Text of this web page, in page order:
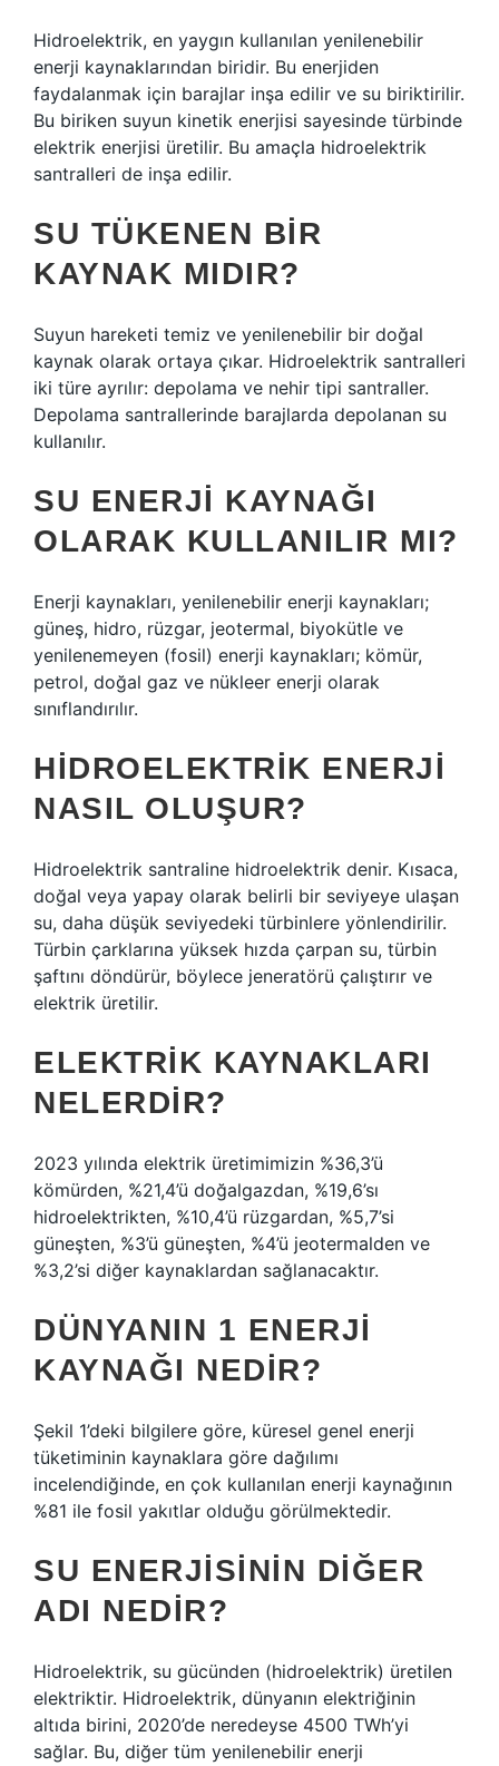
Hidroelektrik, en yaygın kullanılan yenilenebilir
enerji kaynaklarından biridir. Bu enerjiden
faydalanmak için barajlar inşa edilir ve su biriktirilir.
Bu biriken suyun kinetik enerjisi sayesinde türbinde
elektrik enerjisi üretilir. Bu amaçla hidroelektrik
santralleri de inşa edilir.
SU TÜKENEN BIR
KAYNAK MIDIR?
Suyun hareketi temiz ve yenilenebilir bir doğal
kaynak olarak ortaya çıkar. Hidroelektrik santralleri
iki türe ayrılır: depolama ve nehir tipi santraller.
Depolama santrallerinde barajlarda depolanan su
kullanılır.
SU ENERJI KAYNAĞI
OLARAK KULLANILIR MI?
Enerji kaynakları, yenilenebilir enerji kaynakları;
güneş, hidro, rüzgar, jeotermal, biyokütle ve
yenilenemeyen (fosil) enerji kaynakları; kömür,
petrol, doğal gaz ve nükleer enerji olarak
sınıflandırılır.
HIDROELEKTRIK ENERJI
NASIL OLUŞUR?
Hidroelektrik santraline hidroelektrik denir. Kısaca,
doğal veya yapay olarak belirli bir seviyeye ulaşan
su, daha düşük seviyedeki türbinlere yönlendirilir.
Türbin çarklarına yüksek hızda çarpan su, türbin
şaftını döndürür, böylece jeneratörü çalıştırır ve
elektrik üretilir.
ELEKTRIK KAYNAKLARI
NELERDIR?
2023 yılında elektrik üretimimizin %36,3’ü
kömürden, %21,4’ü doğalgazdan, %19,6’sı
hidroelektrikten, %10,4’ü rüzgardan, %5,7’si
güneşten, %3’ü güneşten, %4’ü jeotermalden ve
%3,2’si diğer kaynaklardan sağlanacaktır.
DÜNYANIN 1 ENERJI
KAYNAĞI NEDIR?
Şekil 1’deki bilgilere göre, küresel genel enerji
tüketiminin kaynaklara göre dağılımı
incelendiğinde, en çok kullanılan enerji kaynağının
%81 ile fosil yakıtlar olduğu görülmektedir.
SU ENERJISININ DIĞER
ADI NEDIR?
Hidroelektrik, su gücünden (hidroelektrik) üretilen
elektriktir. Hidroelektrik, dünyanın elektriğinin
altıda birini, 2020’de neredeyse 4500 TWh’yi
sağlar. Bu, diğer tüm yenilenebilir enerji